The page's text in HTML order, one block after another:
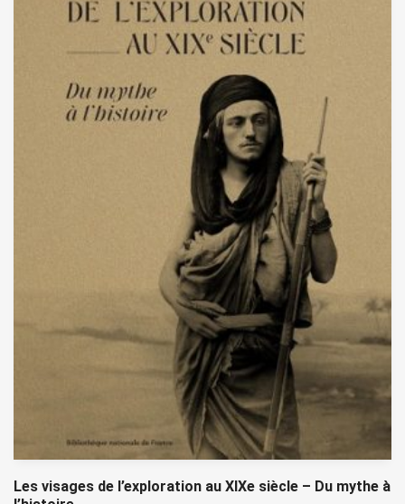
Les visages de l’exploration au XIXe siècle – Du mythe à